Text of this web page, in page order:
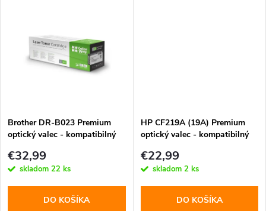
o
v
o
v
Brother DR-B023 Premium
optický valec - kompatibilný
€32,99
skladom 22 ks
DO KOŠÍKA
HP CF219A (19A) Premium
optický valec - kompatibilný
€22,99
skladom 2 ks
DO KOŠÍKA